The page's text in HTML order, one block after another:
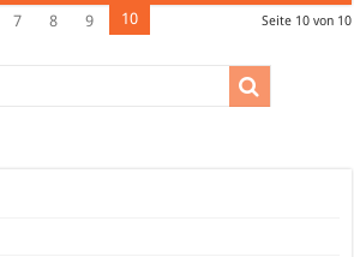
Seite 10 von 10
7 8 9 10